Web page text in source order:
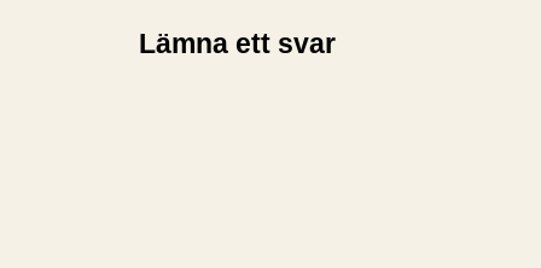
Lämna ett svar